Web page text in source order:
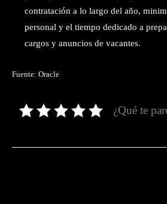
contratación a lo largo del año,
personal y el tiempo dedicado a
cargos y anuncios de vacantes.
Fuente: Oracle
¿Qué te